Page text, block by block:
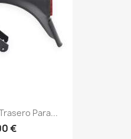
Para...
€